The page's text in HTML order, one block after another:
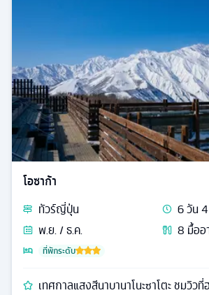
โอซาก้า
ทัวร์ญี่ปุ่น 6วัน4
พ.ย. / ธ.ค.
8 มื้ออ
ที่พักระดับ
เทศกาลแสงสีนาบานาโนะซาโตะ ชมวิว